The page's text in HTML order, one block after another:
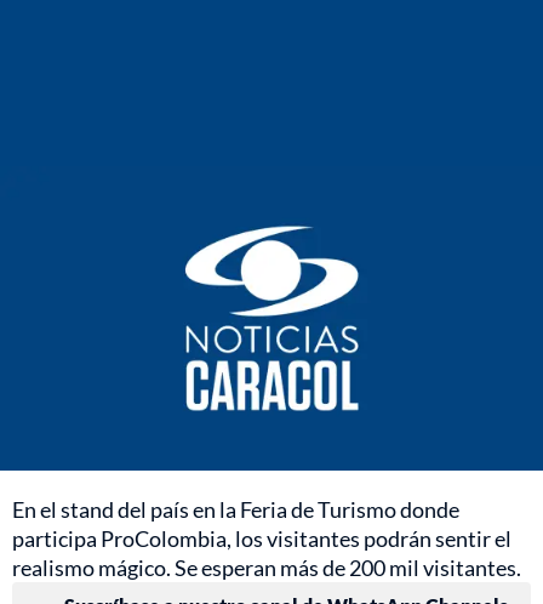
En el stand del país en la Feria de Turismo donde
participa ProColombia, los visitantes podrán sentir el
realismo mágico. Se esperan más de 200 mil visitantes.